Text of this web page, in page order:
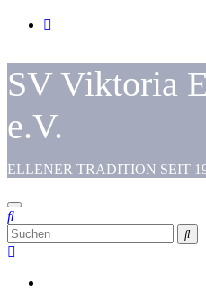
Zum
SV Viktoria
e.V.
ELLENER TRADITION SEIT